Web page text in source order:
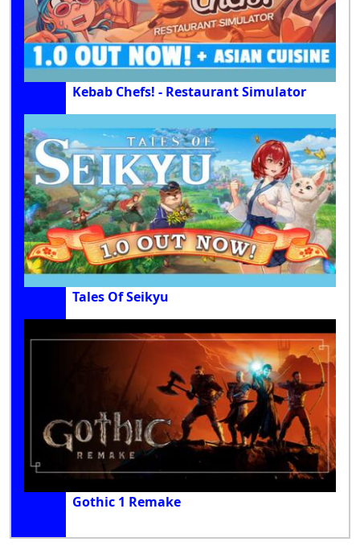
Kebab Chefs! - Restaurant Simulator
Tales Of Seikyu
Gothic 1 Remake